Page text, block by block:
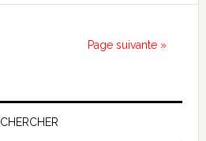
Page suivante »
CHERCHER